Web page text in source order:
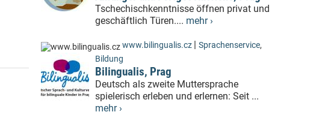
Tschechischkenntnisse öffnen privat und
geschäftlich Türen.... mehr ›
www.bilingualis.cz | Sprachenservice,
Bildung
Bilingualis, Prag
Deutsch als zweite Muttersprache
spielerisch erleben und erlernen: Seit ...
mehr ›